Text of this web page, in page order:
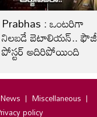
Prabhas : ఒంటరిగా
నిలబడే బెటాలియన్.. ఫౌజీ
పోస్టర్ అదిరిపోయింది
Miscellaneous
policy